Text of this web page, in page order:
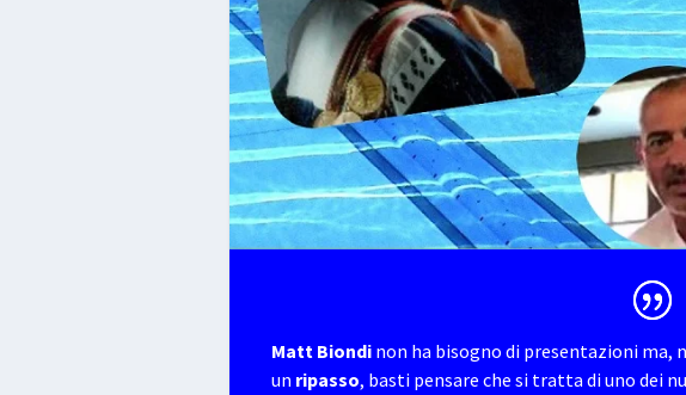
Matt Biondi non ha bisogno di presentazioni ma,
un ripasso, basti pensare che si tratta di uno dei